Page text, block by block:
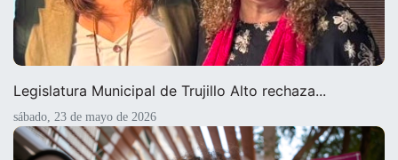
Legislatura Municipal de Trujillo Alto rechaza...
sábado, 23 de mayo de 2026